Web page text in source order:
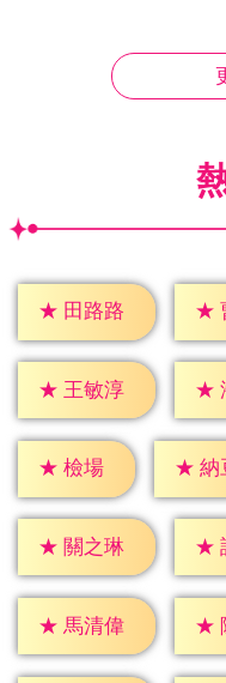
★ 田路路 ★
★ 王敏淳 ★
★ 檢場 ★ 納
★ 關之琳 ★
★ 馬清偉 ★